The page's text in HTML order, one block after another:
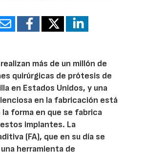
más de un millón de
quirúrgicas de prótesis de
en Estados Unidos, y una
en la fabricación está
forma en que se fabrica
implantes. La
(FA), que en su día se
herramienta de